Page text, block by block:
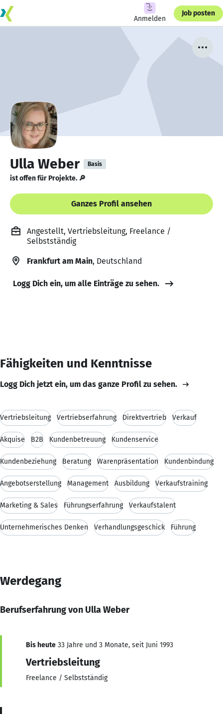
Anmelden
Job posten
Ulla Weber Basis
ist offen für Projekte. 🔎
Ganzes Profil ansehen
Angestellt, Vertriebsleitung, Freelance /
Selbstständig
Frankfurt am Main, Deutschland
Logg Dich ein, um alle Einträge zu sehen.
Fähigkeiten und Kenntnisse
Logg Dich jetzt ein, um das ganze Profil zu sehen.
Vertriebsleitung Vertriebserfahrung Direktvertrieb Verkauf
Akquise B2B Kundenbetreuung Kundenservice
Kundenbeziehung Beratung Warenpräsentation Kundenbindung
Angebotserstellung Management Ausbildung Verkaufstraining
Marketing & Sales Führungserfahrung Verkaufstalent
Unternehmerisches Denken Verhandlungsgeschick Führung
Werdegang
Berufserfahrung von Ulla Weber
Bis heute 33 Jahre und 3 Monate, seit Juni 1993
Vertriebsleitung
Freelance / Selbstständig